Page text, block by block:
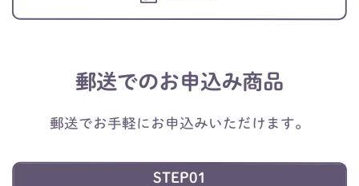
郵送でのお申込み商品
郵送でお手軽にお申込みいただけます。
STEP01